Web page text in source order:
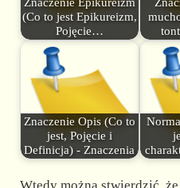
Znaczenie Epikureizm
(Co to jest Epikureizm,
Pojęcie…
Znaczenie Opis (Co to
jest, Pojęcie i
Definicja) - Znaczenia